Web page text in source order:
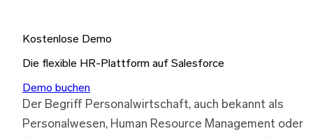
Kostenlose Demo
Die flexible HR-Plattform auf Salesforce
Demo buchen
Der Begriff Personalwirtschaft, auch bekannt als
Personalwesen, Human Resource Management oder